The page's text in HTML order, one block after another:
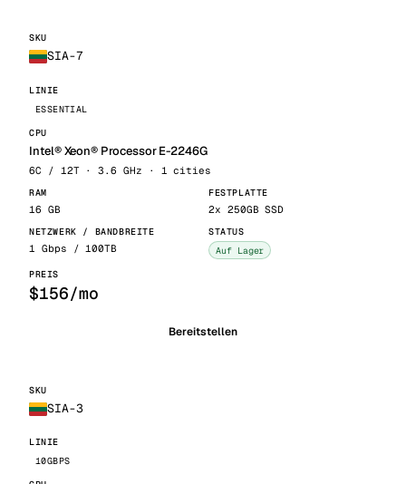
SIA-7
ESSENTIAL
Intel® Xeon® Processor E-2246G
6C / 12T · 3.6 GHz · 1 cities
16 GB 2x 250GB SSD
1 Gbps / 100TB Auf Lager
$156/mo
Bereitstellen
SIA-3
10GBPS